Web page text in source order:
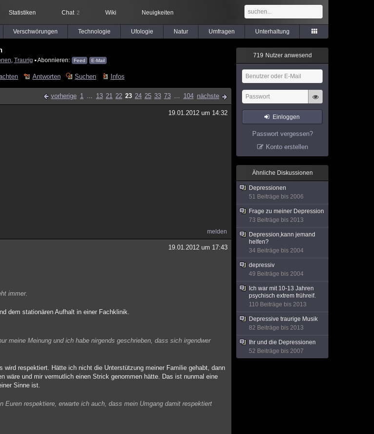
Statistiken Chat 2 Wiki Neuigkeiten
Verschwörungen Technologie Ufologie Natur Umfragen Unterhaltung
Traurig ▪ Abonnieren: Feed E-Mail
Antworten Suchen Infos
vorherige 1 ... 13 21 22 23 24 25 33 73 ... 104 nächste
19.01.2012 um 14:32
melden
19.01.2012 um 17:43
immer.
dem stationären Aufhalt in einer Fachklinik.
meine Meinung und ich habe nirgends geschrieben, dass sich irgendwer
respektiert. Hätte ich nicht die Unterstützung meiner Familie gehabt, dann
wäre und mir vermutlich einen Strick genommen hätte. Das ist nunmal eine
Sinne ist.
Euren respektiere, erwarte ich auch, dass mein Umgang damit respektiert
719 Nutzer anwesend
Einloggen
Passwort vergessen?
Konto erstellen
Ähnliche Diskussionen
Depressionen
51 Beiträge bis 2006
Frage zu meiner Depression
73 Beiträge bis 2013
Depression,kann jemand
helfen?
34 Beiträge bis 2004
depressiv
49 Beiträge bis 2004
Ich war mit 10-13 Jahren
psychisch extrem frühreif.
110 Beiträge bis 2013
Depressive traurige Musik
82 Beiträge bis 2013
Ihr und die Depressionen
52 Beiträge bis 2007